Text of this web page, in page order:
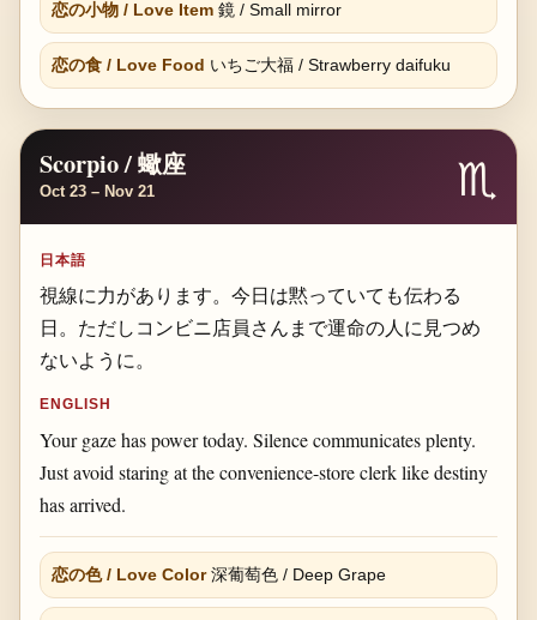
恋の小物 / Love Item鏡 / Small mirror
恋の食 / Love Food いちご大福 / Strawberry daifuku
Scorpio / 蠍座
Oct 23 – Nov 21 ♏
日本語
視線に力があります。今日は黙っていても伝わる
日。ただしコンビニ店員さんまで運命の人に見つめ
ないように。
ENGLISH
Your gaze has power today. Silence communicates plenty.
Just avoid staring at the convenience-store clerk like destiny
has arrived.
恋の色 / Love Color深葡萄色 / Deep Grape